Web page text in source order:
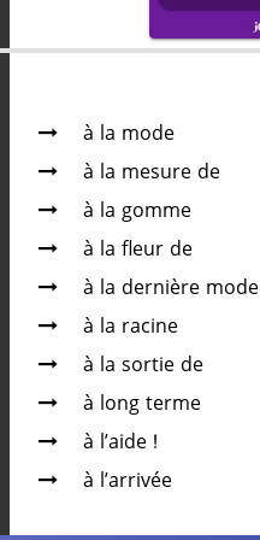
à la mode
à la mesure de
à la gomme
à la fleur de
à la dernière mode
à la racine
à la sortie de
à long terme
à l’aide !
à l’arrivée